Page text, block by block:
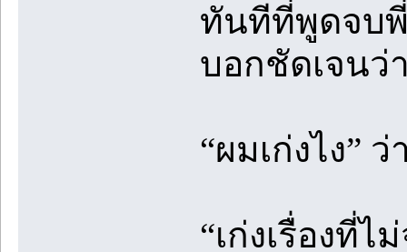
ทันทีที่พูดจบ
บอกชัดเจนว่
“ผมเก่งไง”
“เก่งเรื่องที่